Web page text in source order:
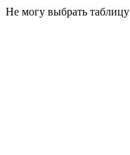
Не могу выбрать таблицу